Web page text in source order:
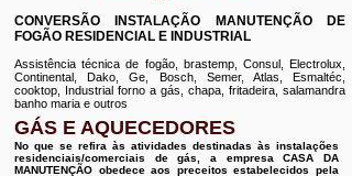
CONVERSÃO INSTALAÇÃO MANUTENÇÃO DE
FOGÃO RESIDENCIAL E INDUSTRIAL
Assistência técnica de fogão, brastemp, Consul, Electrolux,
Continental, Dako, Ge, Bosch, Semer, Atlas, Esmaltéc,
cooktop, Industrial forno a gás, chapa, fritadeira, salamandra
banho maria e outros
GÁS E AQUECEDORES
No que se refira às atividades destinadas às instalações
residenciais/comerciais de gás, a empresa CASA DA
MANUTENÇÃO obedece aos preceitos estabelecidos pela